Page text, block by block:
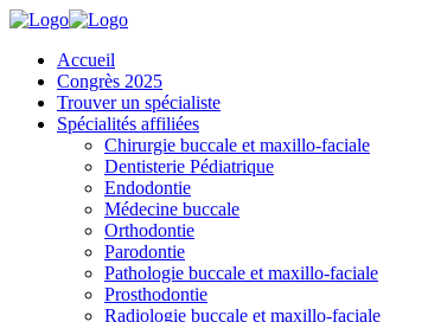
Accueil
Congrès 2025
Trouver un spécialiste
Spécialités affiliées
Chirurgie buccale et maxillo-faciale
Dentisterie Pédiatrique
Endodontie
Médecine buccale
Orthodontie
Parodontie
Pathologie buccale et maxillo-faciale
Prosthodontie
Radiologie buccale et maxillo-faciale